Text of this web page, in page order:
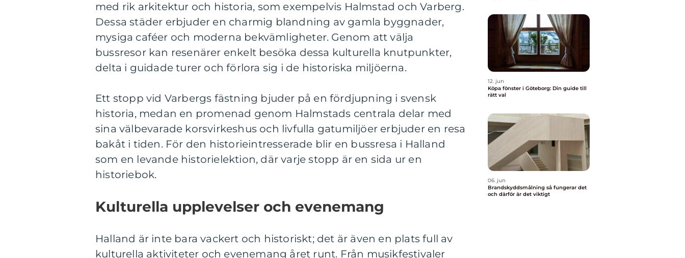
med rik arkitektur och historia, som exempelvis Halmstad och Varberg.
Dessa städer erbjuder en charmig blandning av gamla byggnader,
mysiga caféer och moderna bekvämligheter. Genom att välja
bussresor kan resenärer enkelt besöka dessa kulturella knutpunkter,
delta i guidade turer och förlora sig i de historiska miljöerna.
Ett stopp vid Varbergs fästning bjuder på en fördjupning i svensk
historia, medan en promenad genom Halmstads centrala delar med
sina välbevarade korsvirkeshus och livfulla gatumiljöer erbjuder en resa
bakåt i tiden. För den historieintresserade blir en bussresa i Halland
som en levande historielektion, där varje stopp är en sida ur en
historiebok.
Kulturella upplevelser och evenemang
Halland är inte bara vackert och historiskt; det är även en plats full av
kulturella aktiviteter och evenemang året runt. Från musikfestivaler
12. jun
Köpa fönster i Göteborg: Din guide till
rätt val
06. jun
Brandskyddsmålning så fungerar det
och därför är det viktigt